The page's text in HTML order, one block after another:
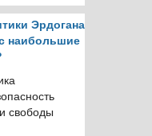
Эрдогана
наибольшие
свободы